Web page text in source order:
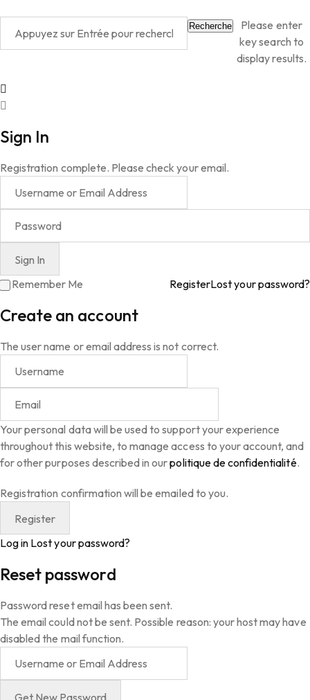
Recherche
Please enter
key search to
display results.
Sign In
Registration complete. Please check your email.
Remember Me RegisterLost your password?
Create an account
The user name or email address is not correct.
Your personal data will be used to support your experience
throughout this website, to manage access to your account, and
for other purposes described in ourpolitique de confidentialité.
Registration confirmation will be emailed to you.
Log in Lost your password?
Reset password
Password reset email has been sent.
The email could not be sent. Possible reason: your host may have
disabled the mail function.